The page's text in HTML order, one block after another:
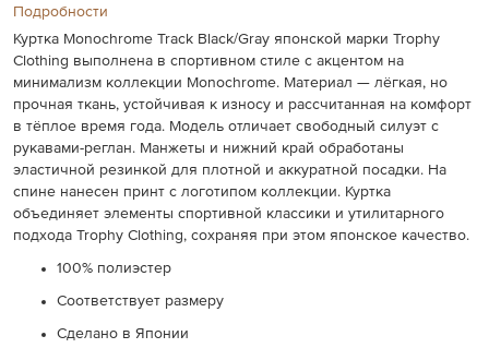
Подробности
Куртка Monochrome Track Black/Gray японской марки Trophy
Clothing выполнена в спортивном стиле с акцентом на
минимализм коллекции Monochrome. Материал — лёгкая, но
прочная ткань, устойчивая к износу и рассчитанная на комфорт
в тёплое время года. Модель отличает свободный силуэт с
рукавами-реглан. Манжеты и нижний край обработаны
эластичной резинкой для плотной и аккуратной посадки. На
спине нанесен принт с логотипом коллекции. Куртка
объединяет элементы спортивной классики и утилитарного
подхода Trophy Clothing, сохраняя при этом японское качество.
100% полиэстер
Соответствует размеру
Сделано в Японии